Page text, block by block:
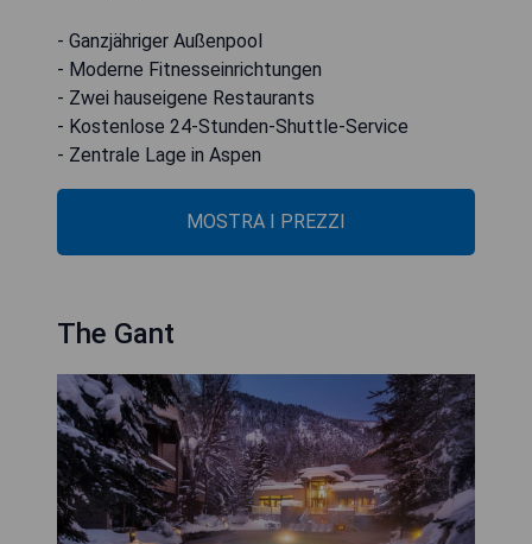
- Ganzjähriger Außenpool
- Moderne Fitnesseinrichtungen
- Zwei hauseigene Restaurants
- Kostenlose 24-Stunden-Shuttle-Service
- Zentrale Lage in Aspen
MOSTRA I PREZZI
The Gant